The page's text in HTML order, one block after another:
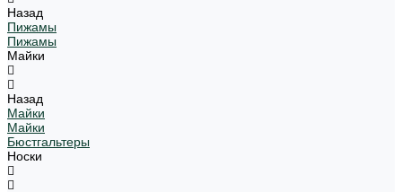
Назад
Пижамы
Пижамы
Майки
Назад
Майки
Майки
Бюстгальтеры
Носки